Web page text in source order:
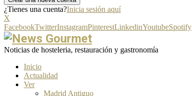
¿Tienes una cuenta?Inicia sesión aquí
X
FacebookTwitterInstagramPinterestLinkedinYoutubeSpotify
Noticias de hosteleria, restauración y gastronomía
Inicio
Actualidad
Ver
Madrid Antiguo